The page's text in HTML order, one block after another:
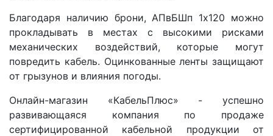
Благодаря наличию брони, АПвБШп 1x120 можно
прокладывать в местах с высокими рисками
механических воздействий, которые могут
повредить кабель. Оцинкованные ленты защищают
от грызунов и влияния погоды.
Онлайн-магазин «КабельПлюс» - успешно
развивающаяся компания по продаже
сертифицированной кабельной продукции от